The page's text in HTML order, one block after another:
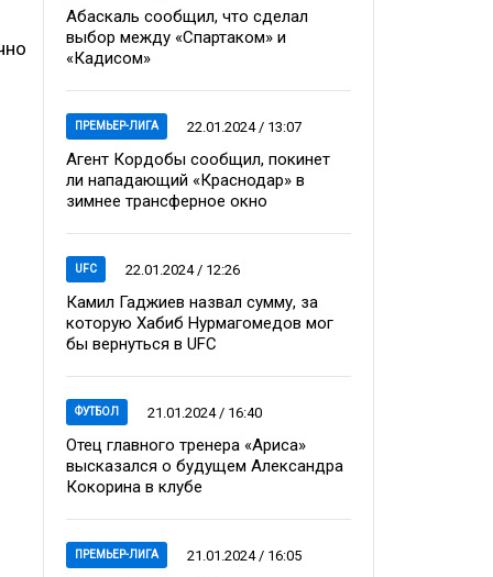
Абаскаль сообщил, что сделал
выбор между «Спартаком» и
«Кадисом»
ПРЕМЬЕР-ЛИГА 22.01.2024 / 13:07
Агент Кордобы сообщил, покинет
ли нападающий «Краснодар» в
зимнее трансферное окно
UFC 22.01.2024 / 12:26
Камил Гаджиев назвал сумму, за
которую Хабиб Нурмагомедов мог
бы вернуться в UFC
ФУТБОЛ 21.01.2024 / 16:40
Отец главного тренера «Ариса»
высказался о будущем Александра
Кокорина в клубе
ПРЕМЬЕР-ЛИГА 21.01.2024 / 16:05